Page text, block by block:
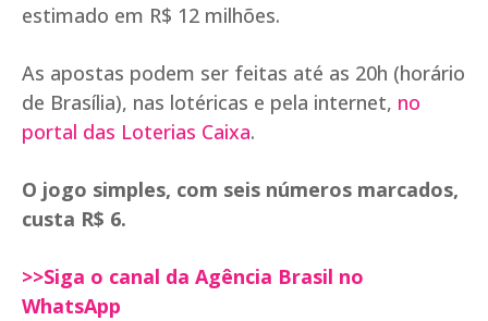
estimado em R$ 12 milhões.
As apostas podem ser feitas até as 20h (horário
de Brasília), nas lotéricas e pela internet, no
portal das Loterias Caixa.
O jogo simples, com seis números marcados,
custa R$ 6.
>>Siga o canal da Agência Brasil no
WhatsApp